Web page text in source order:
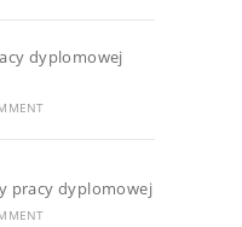
dyplomowej
pracy dyplomowej